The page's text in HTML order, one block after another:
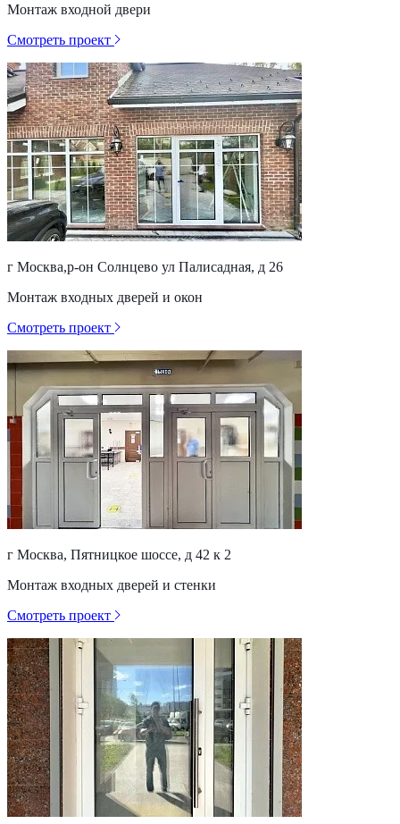
Монтаж входной двери
Смотреть проект
г Москва,р-он Солнцево ул Палисадная, д 26
Монтаж входных дверей и окон
Смотреть проект
г Москва, Пятницкое шоссе, д 42 к 2
Монтаж входных дверей и стенки
Смотреть проект